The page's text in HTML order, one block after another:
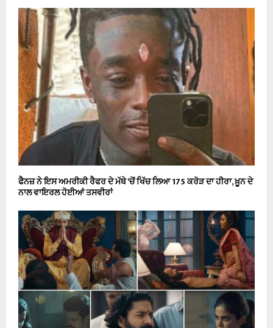
ਫੈਨਜ਼ ਨੇ ਇਸ ਅਮਰੀਕੀ ਰੈਫਰ ਦੇ ਮੱਥੇ ‘ਚੋਂ ਖਿੱਚ ਲਿਆ 175 ਕਰੋੜ ਦਾ ਹੀਰਾ, ਖ਼ੂਨ ਦੇ
ਨਾਲ ਵਾਇਰਲ ਹੋਈਆਂ ਤਸਵੀਰਾਂ